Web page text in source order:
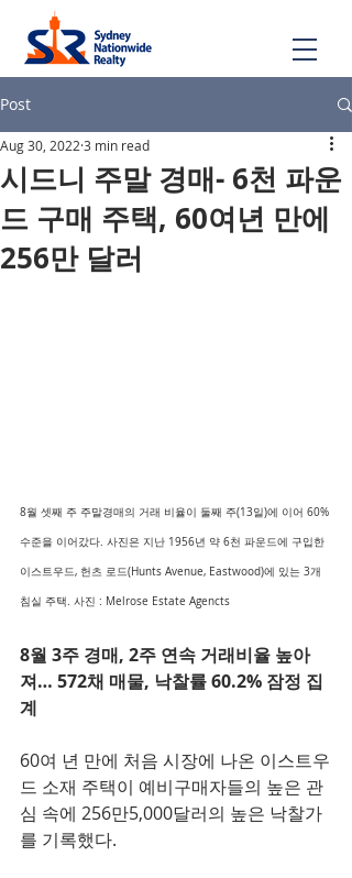
Post
시드니 주말 경매- 6천 파운
드 구매 주택, 60여년 만에
256만 달러
Aug 30, 2022 3 min read
8월 셋째 주 주말경매의 거래 비율이 둘째 주(13일)에 이어 60%
수준을 이어갔다. 사진은 지난 1956년 약 6천 파운드에 구입한
이스트우드, 헌츠 로드(Hunts Avenue, Eastwood)에 있는 3개
침실 주택. 사진 : Melrose Estate Agencts
8월 3주 경매, 2주 연속 거래비율 높아
져… 572채 매물, 낙찰률 60.2% 잠정 집
계
60여 년 만에 처음 시장에 나온 이스트우
드 소재 주택이 예비구매자들의 높은 관
심 속에 256만5,000달러의 높은 낙찰가
를 기록했다.